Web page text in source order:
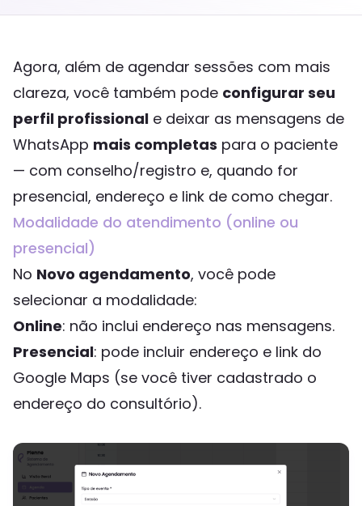
Agora, além de agendar sessões com mais
clareza, você também pode configurar seu
perfil profissional e deixar as mensagens de
WhatsApp mais completas para o paciente
— com conselho/registro e, quando for
presencial, endereço e link de como chegar.
Modalidade do atendimento (online ou
presencial)
No Novo agendamento, você pode
selecionar a modalidade:
Online: não inclui endereço nas mensagens.
Presencial: pode incluir endereço e link do
Google Maps (se você tiver cadastrado o
endereço do consultório).